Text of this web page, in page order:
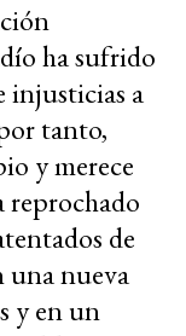
ha sufrido
injusticias a
tanto,
y merece
reprochado
de
una nueva
y en un